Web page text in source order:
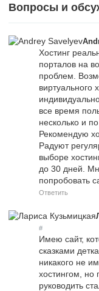
Вопросы и
Хостинг
порталов на
проблем.
виртуального
все время
несколько и
Рекомендую
Радуют
выборе
до 30 дней.
попробовать
Ответить
#
Имею сайт,
сказками
никакого не
хостингом, но
руководить